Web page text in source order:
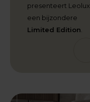
presenteert Leolux
een bijzondere
Limited Edition.